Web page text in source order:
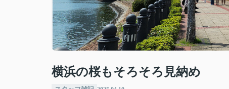
横浜の桜もそろそろ見納め